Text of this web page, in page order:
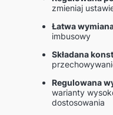
zmieniaj
Łatwa
imbusowy
Składana
Regulowana
warianty
dostosowania